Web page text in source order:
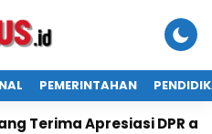
PEMERINTAHAN
DPR atas